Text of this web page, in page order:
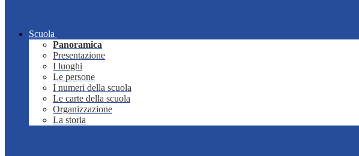
Scuola
Panoramica
Presentazione
I luoghi
Le persone
I numeri della scuola
Le carte della scuola
Organizzazione
La storia